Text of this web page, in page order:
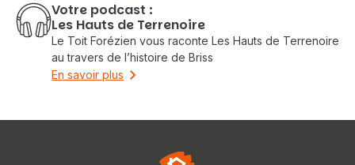
Votre podcast :
Les Hauts de Terrenoire
Le Toit Forézien vous raconte Les Hauts de Terrenoire
au travers de l’histoire de Briss
En savoir plus